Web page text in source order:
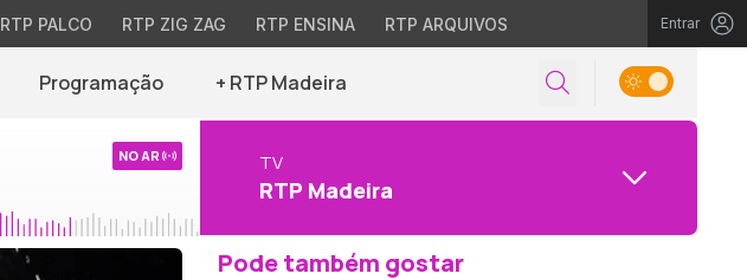
RTP PALCO RTP ZIG ZAG RTP ENSINA RTP ARQUIVOS Entrar
Programação + RTP Madeira
NO AR TV
RTP Madeira
Pode também gostar